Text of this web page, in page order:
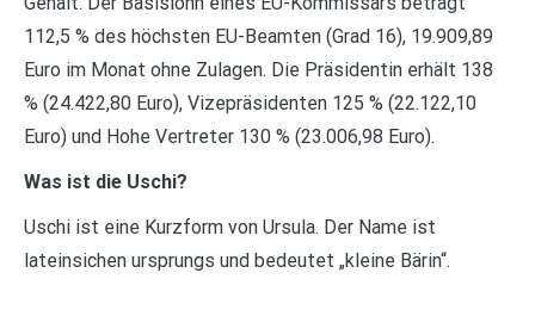
112,5 % des höchsten EU-Beamten (Grad 16), 19.909,89
Euro im Monat ohne Zulagen. Die Präsidentin erhält 138
% (24.422,80 Euro), Vizepräsidenten 125 % (22.122,10
Euro) und Hohe Vertreter 130 % (23.006,98 Euro).
Was ist die Uschi?
Uschi ist eine Kurzform von Ursula. Der Name ist
lateinsichen ursprungs und bedeutet „kleine Bärin“.